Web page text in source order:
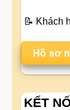
📝 Khách
Hồ sơ
KẾT